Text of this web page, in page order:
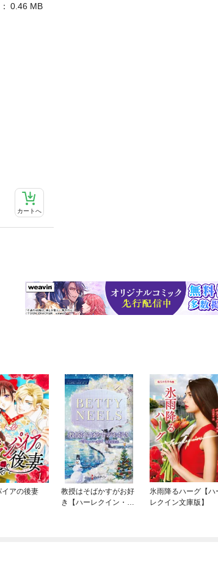
カートへ
0.46 MB
イアの後妻
教授はそばかすがお好
き【ハーレクイン・マ
氷雨降るハーグ【ハ
レクイン文庫版】